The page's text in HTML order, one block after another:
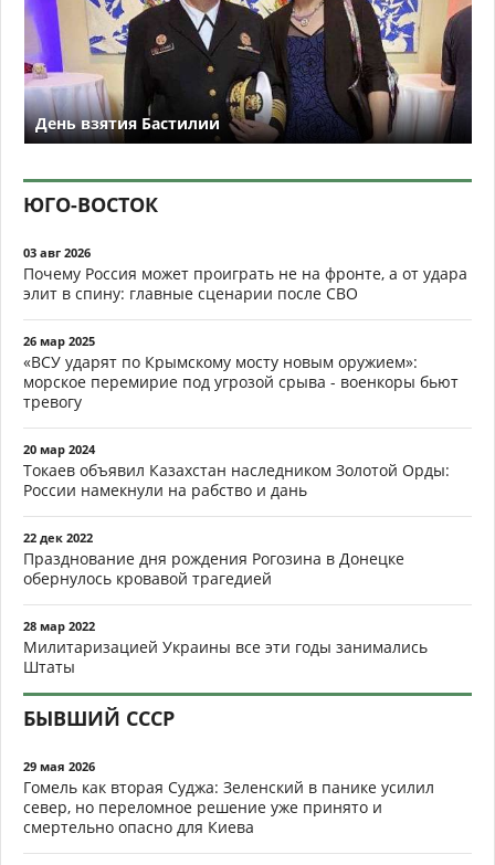
День взятия Бастилии
ЮГО-ВОСТОК
03 авг 2026
Почему Россия может проиграть не на фронте, а от удара
элит в спину: главные сценарии после СВО
26 мар 2025
«ВСУ ударят по Крымскому мосту новым оружием»:
морское перемирие под угрозой срыва - военкоры бьют
тревогу
20 мар 2024
Токаев объявил Казахстан наследником Золотой Орды:
России намекнули на рабство и дань
22 дек 2022
Празднование дня рождения Рогозина в Донецке
обернулось кровавой трагедией
28 мар 2022
Милитаризацией Украины все эти годы занимались
Штаты
БЫВШИЙ СССР
29 мая 2026
Гомель как вторая Суджа: Зеленский в панике усилил
север, но переломное решение уже принято и
смертельно опасно для Киева